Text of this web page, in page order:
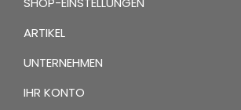
ARTIKEL
UNTERNEHMEN
IHR KONTO